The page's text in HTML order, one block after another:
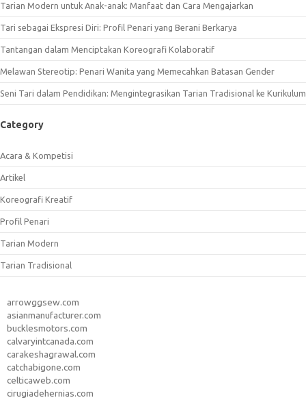
Tarian Modern untuk Anak-anak: Manfaat dan Cara Mengajarkan
Tari sebagai Ekspresi Diri: Profil Penari yang Berani Berkarya
Tantangan dalam Menciptakan Koreografi Kolaboratif
Melawan Stereotip: Penari Wanita yang Memecahkan Batasan Gender
Seni Tari dalam Pendidikan: Mengintegrasikan Tarian Tradisional ke Kurikulum
Category
Acara & Kompetisi
Artikel
Koreografi Kreatif
Profil Penari
Tarian Modern
Tarian Tradisional
arrowggsew.com
asianmanufacturer.com
bucklesmotors.com
calvaryintcanada.com
carakeshagrawal.com
catchabigone.com
celticaweb.com
cirugiadehernias.com